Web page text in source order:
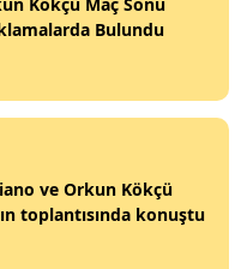
Bulundu
ve Orkun Kökçü
toplantısında konuştu